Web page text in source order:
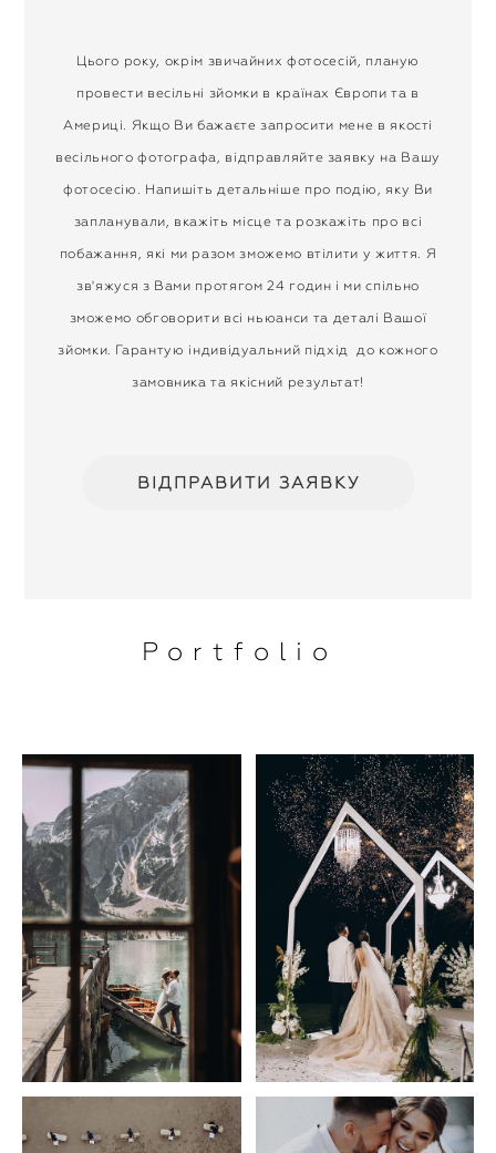
Цього року, окрім звичайних фотосесій, планую
провести весільні зйомки в країнах Європи та в
Америці. Якщо Ви бажаєте запросити мене в якості
весільного фотографа, відправляйте заявку на Вашу
фотосесію. Напишіть детальніше про подію, яку Ви
запланували, вкажіть місце та розкажіть про всі
побажання, які ми разом зможемо втілити у життя. Я
зв'яжуся з Вами протягом 24 годин і ми спільно
зможемо обговорити всі ньюанси та деталі Вашої
зйомки. Гарантую індивідуальний підхід до кожного
замовника та якісний результат!
ВІДПРАВИТИ ЗАЯВКУ
Portfolio